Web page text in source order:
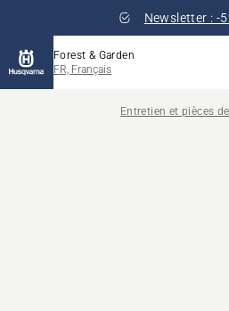
Newsletter : -
Forest & Garden
FR, Français
Entretien et pièces